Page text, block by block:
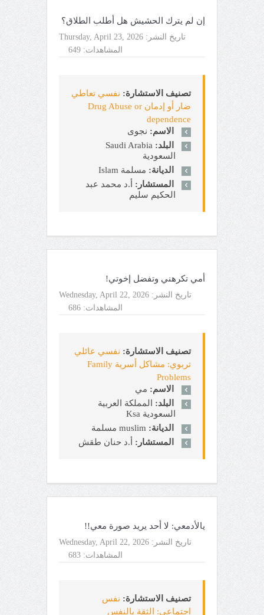
إن لم يترك الحشيش هل أطلب الطلاق؟
تاريخ النشر: Thursday, April 23, 2026
المشاهدات: 649
تصنيف الاستشارة: نفسي تعاطي
ضار أو إدمان Drug Abuse or
dependence
الاسم: نجوى
البلد: Saudi Arabia
السعودية
الديانة: مسلمة Islam
المستشار: أ.د محمد عبد
الحكيم سليم
أمي تكرهني وتفضل إخوتي!
تاريخ النشر: Wednesday, April 22, 2026
المشاهدات: 686
تصنيف الاستشارة: نفسي عائلي
تربوي: مشاكل أسرية Family
Problems
الاسم: مي
البلد: المملكة العربية
السعودية Ksa
الديانة:
المستشار: أ.د حنان طقش
يالأدمعي: لا أحد يريد صورة معي!!
تاريخ النشر: Wednesday, April 22, 2026
المشاهدات: 683
تصنيف الاستشارة: نفس
اجتماعي: الثقة بالنفس